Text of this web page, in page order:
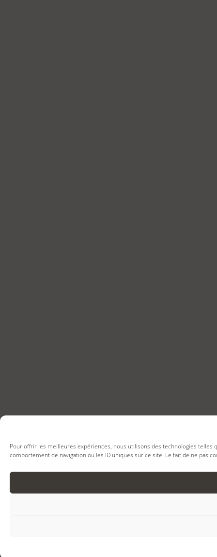
Pour offrir les meilleures expériences, nous utilisons des technologies
comportement de navigation ou les ID uniques sur ce site. Le fait de ne